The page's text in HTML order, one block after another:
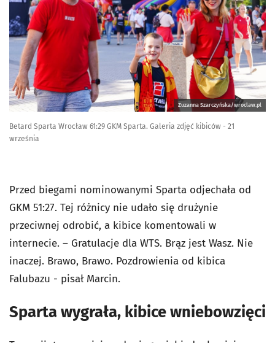
Zuzanna Szarczyńska/wroclaw.pl
Betard Sparta Wrocław 61:29 GKM Sparta. Galeria zdjęć kibiców - 21
września
Przed biegami nominowanymi Sparta odjechała od
GKM 51:27. Tej różnicy nie udało się drużynie
przeciwnej odrobić, a kibice komentowali w
internecie. – Gratulacje dla WTS. Brąz jest Wasz. Nie
inaczej. Brawo, Brawo. Pozdrowienia od kibica
Falubazu - pisał Marcin.
Sparta wygrała, kibice wniebowzięci